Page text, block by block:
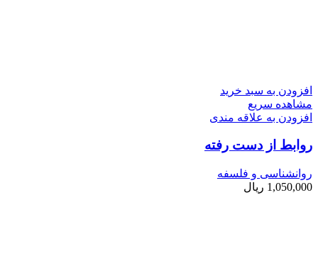
افزودن به سبد خرید
مشاهده سریع
افزودن به علاقه مندی
روابط از دست رفته
روانشناسی و فلسفه
1,050,000 ریال